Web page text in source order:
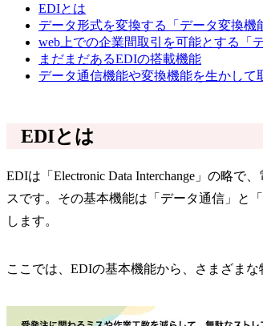
EDIとは
データ形式を変換する「データ変換機
web上での企業間取引を可能とする「
まだまだあるEDIの搭載機能
データ通信機能や変換機能を生かして
EDIとは
EDIは「Electronic Data Interchange」の略
スです。その基本機能は「データ通信」と
します。
ここでは、EDIの基本機能から、さまざま